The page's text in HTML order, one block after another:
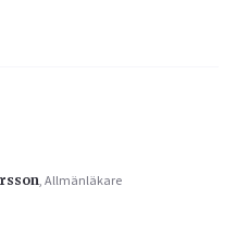
, Allmänläkare